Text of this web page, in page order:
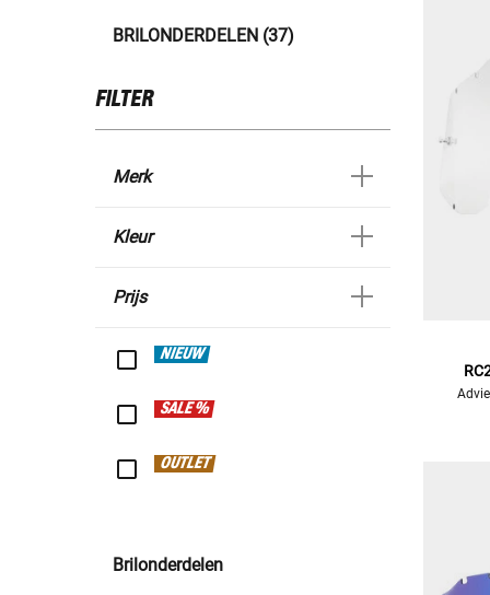
BRILONDERDELEN (37)
FILTER
Merk
Kleur
Prijs
NIEUW
SALE %
OUTLET
Brilonderdelen